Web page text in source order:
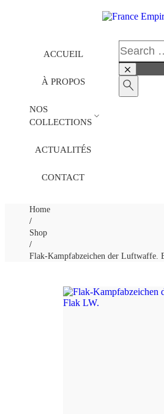
ACCUEIL
À PROPOS
NOS
COLLECTIONS
ACTUALITÉS
CONTACT
Home
/
Shop
/
Flak-Kampfabzeichen der Luftwaffe.